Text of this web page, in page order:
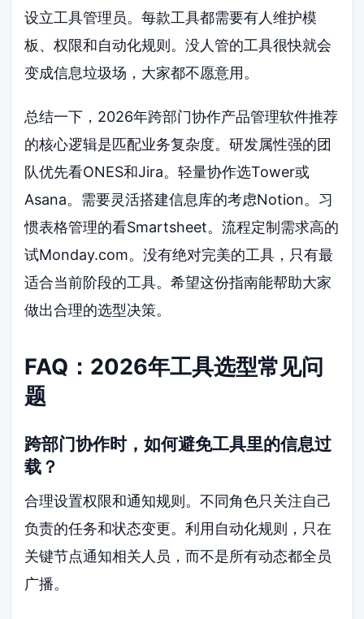
设立工具管理员。每款工具都需要有人维护模
板、权限和自动化规则。没人管的工具很快就会
变成信息垃圾场，大家都不愿意用。
总结一下，2026年跨部门协作产品管理软件推荐
的核心逻辑是匹配业务复杂度。研发属性强的团
队优先看ONES和Jira。轻量协作选Tower或
Asana。需要灵活搭建信息库的考虑Notion。习
惯表格管理的看Smartsheet。流程定制需求高的
试Monday.com。没有绝对完美的工具，只有最
适合当前阶段的工具。希望这份指南能帮助大家
做出合理的选型决策。
FAQ：2026年工具选型常见问
题
跨部门协作时，如何避免工具里的信息过
载？
合理设置权限和通知规则。不同角色只关注自己
负责的任务和状态变更。利用自动化规则，只在
关键节点通知相关人员，而不是所有动态都全员
广播。